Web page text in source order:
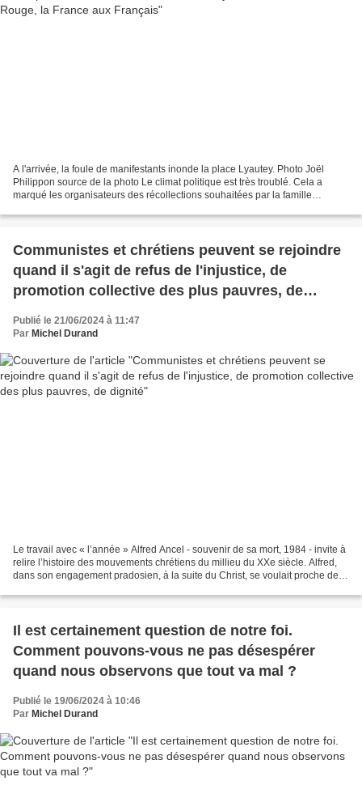
A l'arrivée, la foule de manifestants inonde la place Lyautey. Photo Joël
Philippon source de la photo Le climat politique est très troublé. Cela a
marqué les organisateurs des récollections souhaitées par la famille
Communistes et chrétiens peuvent se rejoindre
quand il s'agit de refus de l'injustice, de
promotion collective des plus pauvres, de
Publié le 21/06/2024 à 11:47
Par Michel Durand
Le travail avec « l’année » Alfred Ancel - souvenir de sa mort, 1984 - invite à
relire l’histoire des mouvements chrétiens du millieu du XXe siècle. Alfred,
dans son engagement pradosien, à la suite du Christ, se voulait proche des
Il est certainement question de notre foi.
Comment pouvons-vous ne pas désespérer
quand nous observons que tout va mal ?
Publié le 19/06/2024 à 10:46
Par Michel Durand